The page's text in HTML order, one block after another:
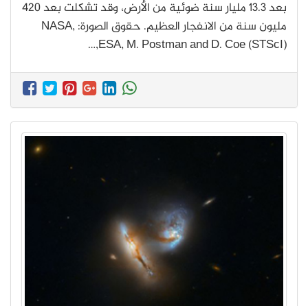
بعد 13.3 مليار سنة ضوئية من الأرض، وقد تشكلت بعد 420
مليون سنة من الانفجار العظيم. حقوق الصورة: NASA,
ESA, M. Postman and D. Coe (STScI),…